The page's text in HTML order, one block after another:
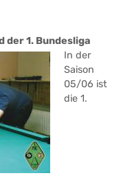
der 1. Bundesliga
In der
Saison
05/06 ist
die 1.